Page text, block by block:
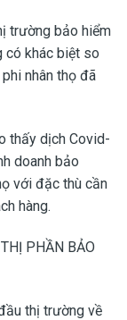
trường bảo hiểm
có khác biệt so
nhân thọ đã
thấy dịch Covid-
doanh bảo
với đặc thù cần
hàng.
PHẦN BẢO
thị trường về